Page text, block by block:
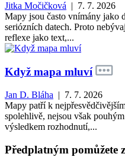
Jitka Močičková | 7. 7. 2026
Mapy jsou často vnímány jako
seriózních datech. Proto
reflexe jako text,...
Když mapa mluví
Jan D. Bláha | 7. 7. 2026
Mapy patří k
spolehlivě, nejsou však
výsledkem rozhodnutí,...
Předplatným pomůžete